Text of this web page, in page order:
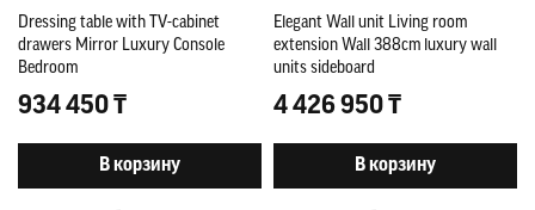
Dressing table with TV-cabinet
drawers Mirror Luxury Console
Bedroom
934 450 ₸
В корзину
Elegant Wall unit Living room
extension Wall 388cm luxury wall
units sideboard
4 426 950 ₸
В корзину